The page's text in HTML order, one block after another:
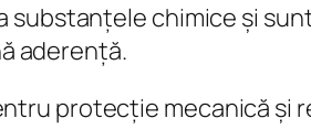
chimice și
aderență.
protecție mecanică și